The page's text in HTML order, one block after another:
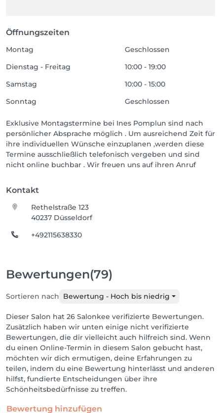
Öffnungszeiten
Montag
Geschlossen
Dienstag - Freitag
10:00 - 19:00
Samstag
10:00 - 15:00
Sonntag
Geschlossen
Exklusive Montagstermine bei Ines Pomplun sind nach
persönlicher Absprache möglich . Um ausreichend Zeit für
ihre individuellen Wünsche einzuplanen ,werden diese
Termine ausschließlich telefonisch vergeben und sind
nicht online buchbar . Wir freuen uns auf ihren Anruf
Kontakt
Rethelstraße 123
40237 Düsseldorf
+492115638330
Bewertungen(79)
Sortieren nach Bewertung - Hoch bis niedrig
Dieser Salon hat 26 Salonkee verifizierte Bewertungen.
Zusätzlich haben wir unten einige nicht verifizierte
Bewertungen, die dir vielleicht auch hilfreich sind. Wenn
du einen Online-Termin in diesem Salon gebucht hast,
möchten wir dich ermutigen, deine Erfahrungen zu
teilen, indem du eine Bewertung hinterlässt und anderen
hilfst, fundierte Entscheidungen über ihre
Schönheitsbedürfnisse zu treffen.
Bewertung hinzufügen